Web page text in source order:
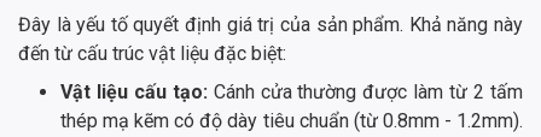
Đây là yếu tố quyết định giá trị của sản phẩm. Khả năng này
đến từ cấu trúc vật liệu đặc biệt:
Vật liệu cấu tạo: Cánh cửa thường được làm từ 2 tấm
thép mạ kẽm có độ dày tiêu chuẩn (từ 0.8mm - 1.2mm).